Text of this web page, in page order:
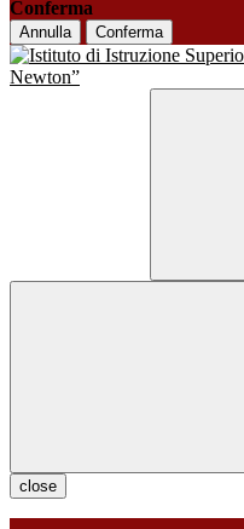
Conferma
Annulla Conferma
close